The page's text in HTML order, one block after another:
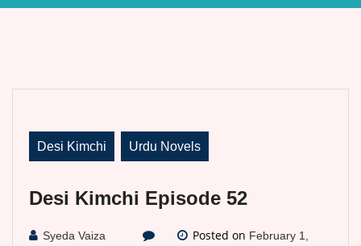
Desi Kimchi Urdu Novels
Desi Kimchi Episode 52
Syeda Vaiza
Posted on February 1,